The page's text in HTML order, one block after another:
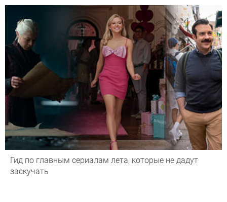
Гид по главным сериалам лета, которые не дадут
заскучать